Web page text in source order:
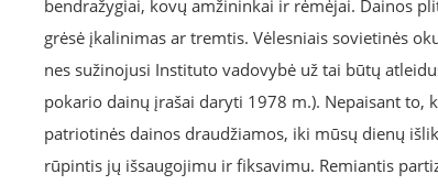
bendražygiai, kovų amžininkai ir rėmėjai. Dainos
grėsė įkalinimas ar tremtis. Vėlesniais sovietinės
nes sužinojusi Instituto vadovybė už tai būtų
pokario dainų įrašai daryti 1978 m.). Nepaisant to,
patriotinės dainos draudžiamos, iki mūsų dienų
rūpintis jų išsaugojimu ir fiksavimu. Remiantis